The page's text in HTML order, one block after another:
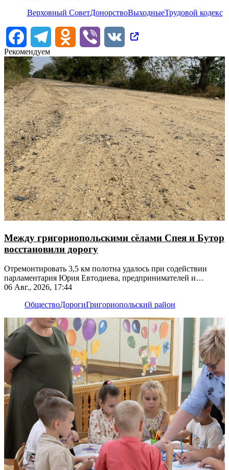
Верховный СоветДонорствоВыходныеТрудовой кодекс
FacebookTelegram Odnoklassniki
Viber
VK
Рекомендуем
Между григориопольскими сёлами Спея и Бутор
восстановили дорогу
Отремонтировать 3,5 км полотна удалось при содействии
парламентария Юрия Евтодиева, предпринимателей и
жителей
06 Авг., 2026, 17:44
ОбществоДорогиГригориопольский район